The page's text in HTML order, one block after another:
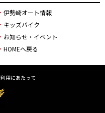
伊勢崎オート情報
キッズバイク
お知らせ・イベント
HOMEへ戻る
用にあたって